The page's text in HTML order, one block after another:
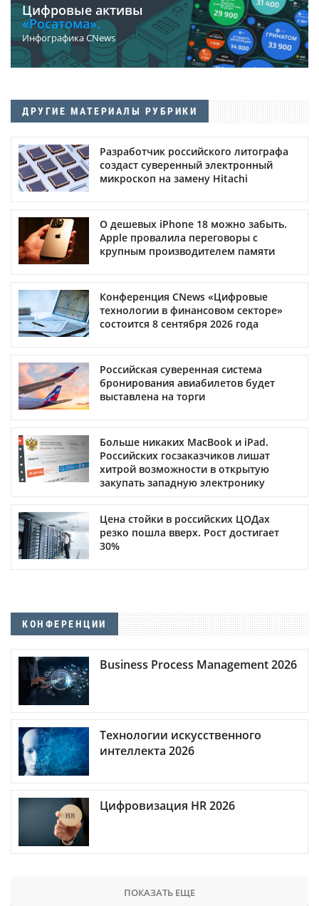
Цифровые активы
«Росатома».
Инфографика CNews
ДРУГИЕ МАТЕРИАЛЫ РУБРИКИ
Разработчик российского литографа
создаст суверенный электронный
микроскоп на замену Hitachi
О дешевых iPhone 18 можно забыть.
Apple провалила переговоры с
крупным производителем памяти
Конференция CNews «Цифровые
технологии в финансовом секторе»
состоится 8 сентября 2026 года
Российская суверенная система
бронирования авиабилетов будет
выставлена на торги
Больше никаких MacBook и iPad.
Российских госзаказчиков лишат
хитрой возможности в открытую
закупать западную электронику
Цена стойки в российских ЦОДах
резко пошла вверх. Рост достигает
30%
КОНФЕРЕНЦИИ
Business Process Management 2026
Технологии искусственного
интеллекта 2026
Цифровизация HR 2026
ПОКАЗАТЬ ЕЩЕ